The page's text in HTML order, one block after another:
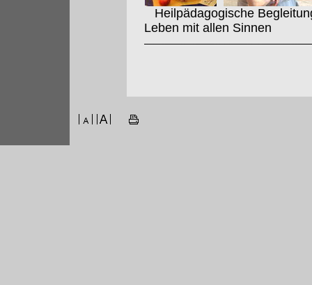
Heilpädagogische
Leben mit allen Sinnen